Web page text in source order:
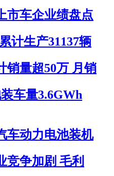
市车企业绩盘点
计生产31137辆
销量超50万 月销
车量3.6GWh
车动力电池装机
竞争加剧 毛利